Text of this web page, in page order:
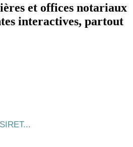
et offices notariaux
interactives, partout